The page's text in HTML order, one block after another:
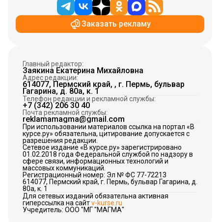
Заказать рекламу
Главный редактор:
Заякина Екатерина Михайловна
Адрес редакции:
614077, Пермский край, , г. Пермь, бульвар
Гагарина, д. 80а, к. 1
Телефон редакции и рекламной службы:
+7 (342) 206 30 40
Почта рекламной службы:
reklamamagma@gmail.com
При использовании материалов ссылка на портал «В
курсе.ру» обязательна, цитирование допускается с
разрешения редакции.
Сетевое издание «В курсе.ру» зарегистрировано
01.02.2018 года Федеральной службой по надзору в
сфере связи, информационных технологий и
массовых коммуникаций.
Регистрационный номер: Эл № ФС 77-72213
614077, Пермский край, г. Пермь, бульвар Гагарина, д.
80а, к. 1
Для сетевых изданий обязательна активная
гиперссылка на сайтv-kurse.ru
Учредитель: ООО "МГ "МАГМА"